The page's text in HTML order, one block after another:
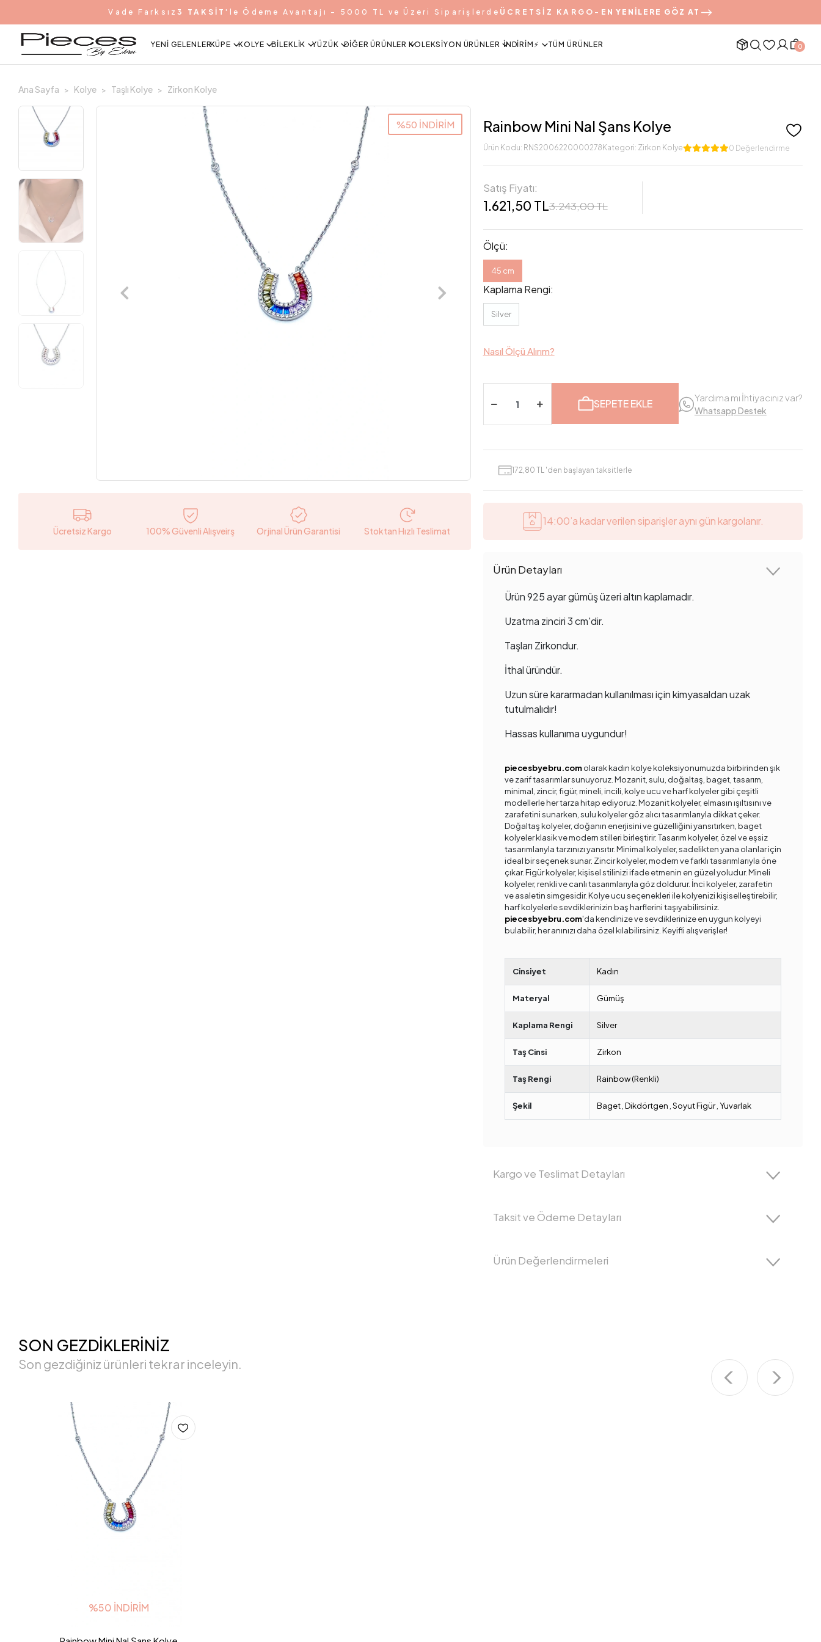
Vade Farksız 3 TAKSİT 'le Ödeme Avantajı - 5000 TL ve Üzeri Siparişlerde ÜCRETSİZ KARGO - EN YENİLERE GÖZ AT
YENI GELENLERKÜPE KOLYE BILEKLIK YÜZÜK DIĞER ÜRÜNLER KOLEKSIYON ÜRÜNLER İNDIRIM⚡️ TÜM ÜRÜNLER 0
Ana Sayfa Kolye Taşlı Kolye Zirkon Kolye
%50 İNDİRİM
Ücretsiz Kargo 100% Güvenli Alışveirş Orjinal Ürün Garantisi Stoktan Hızlı Teslimat
Rainbow Mini Nal Şans Kolye
Ürün Kodu: RNS2006220000278 Kategori: Zirkon Kolye 0 Değerlendirme
Satış Fiyatı:
1.621,50 TL3.243,00 TL
Ölçü:
45 cm
Kaplama Rengi:
Silver
Nasıl Ölçü Alırım?
SEPETE EKLE Yardıma mı İhtiyacınız var?
Whatsapp Destek
172,80 TL 'den başlayan taksitlerle
14:00’a kadar verilen siparişler aynı gün kargolanır.
Ürün Detayları
Ürün 925 ayar gümüş üzeri altın kaplamadır.
Uzatma zinciri 3 cm'dir.
Taşları Zirkondur.
İthal üründür.
Uzun süre kararmadan kullanılması için kimyasaldan uzak
tutulmalıdır!
Hassas kullanıma uygundur!
piecesbyebru.comolarak kadın kolye koleksiyonumuzda birbirinden şık
ve zarif tasarımlar sunuyoruz. Mozanit, sulu, doğaltaş, baget, tasarım,
minimal, zincir, figür, mineli, incili, kolye ucu ve harf kolyeler gibi çeşitli
modellerle her tarza hitap ediyoruz. Mozanit kolyeler, elmasın ışıltısını ve
zarafetini sunarken, sulu kolyeler göz alıcı tasarımlarıyla dikkat çeker.
Doğaltaş kolyeler, doğanın enerjisini ve güzelliğini yansıtırken, baget
kolyeler klasik ve modern stilleri birleştirir. Tasarım kolyeler, özel ve eşsiz
tasarımlarıyla tarzınızı yansıtır. Minimal kolyeler, sadelikten yana olanlar için
ideal bir seçenek sunar. Zincir kolyeler, modern ve farklı tasarımlarıyla öne
çıkar. Figür kolyeler, kişisel stilinizi ifade etmenin en güzel yoludur. Mineli
kolyeler, renkli ve canlı tasarımlarıyla göz doldurur. İnci kolyeler, zarafetin
ve asaletin simgesidir. Kolye ucu seçenekleri ile kolyenizi kişiselleştirebilir,
harf kolyelerle sevdiklerinizin baş harflerini taşıyabilirsiniz.
piecesbyebru.com'da kendinize ve sevdiklerinize en uygun kolyeyi
bulabilir, her anınızı daha özel kılabilirsiniz. Keyifli alışverişler!
Cinsiyet Kadın
Materyal Gümüş
Kaplama Rengi Silver
Taş Cinsi Zirkon
Taş Rengi Rainbow (Renkli)
Şekil Baget, Dikdörtgen Soyut Figür, Yuvarlak
Kargo ve Teslimat Detayları
Taksit ve Ödeme Detayları
Ürün Değerlendirmeleri
SON GEZDİKLERİNİZ
Son gezdiğiniz ürünleri tekrar inceleyin.
%50 İNDIRIM